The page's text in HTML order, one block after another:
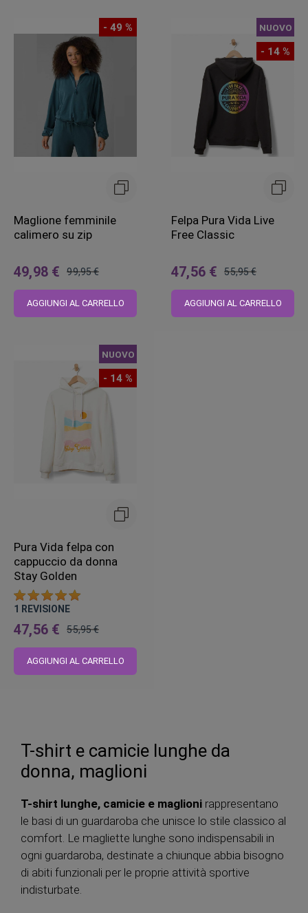
- 49 %
Maglione femminile
calimero su zip
49,98 €
regolare
99,95 €
AGGIUNGI AL CARRELLO
NUOVO
- 14 %
Felpa Pura Vida Live
Free Classic
47,56 €
regolare
55,95 €
AGGIUNGI AL CARRELLO
NUOVO
- 14 %
Pura Vida felpa con
cappuccio da donna
Stay Golden
1 REVISIONE
47,56 €
regolare
55,95 €
AGGIUNGI AL CARRELLO
T-shirt e camicie lunghe da
donna, maglioni
T-shirt lunghe, camicie e maglioni rappresentano
le basi di un guardaroba che unisce lo stile classico al
comfort. Le magliette lunghe sono indispensabili in
ogni guardaroba, destinate a chiunque abbia bisogno
di abiti funzionali per le proprie attività sportive
indisturbate.